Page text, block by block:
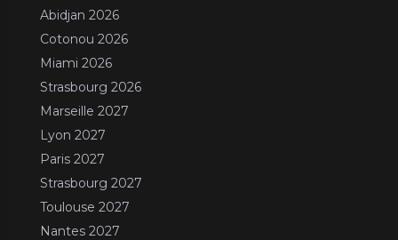
Abidjan 2026
Cotonou 2026
Miami 2026
Strasbourg 2026
Marseille 2027
Lyon 2027
Paris 2027
Strasbourg 2027
Toulouse 2027
Nantes 2027